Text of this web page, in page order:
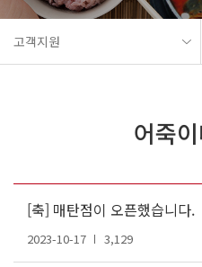
고객지원
어죽
[축] 매탄점이 오픈했습니다.
2023-10-17 3,129